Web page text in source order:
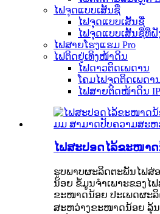
ໄຟຈຸດແບບເສັ້ນຊື່
ໄຟຈຸດແບບເສັ້ນຊື່
ໄຟຈຸດແບບເສັ້ນຊື່ທີ່ຝັ
ໄຟສາຍໂຮງແຮມ Pro
ໄຟຕິດຢູ່ເທິງໜ້າດິນ
ໄຟດາວຕິດເພດານ
ໂຄມໄຟຈຸດຕິດເພດາ
ໄຟສາຍຕິດໜ້າດິນ
ໄຟສະປອດໄລ້ຂະໜາດ
ຮູບພາບຜະລິດຕະພັນໄຟສ່
ນ້ອຍ ຂໍ້ມູນຈຳເພາະຂອງໄ
ຂະໜາດນ້ອຍ ປະເພດຜະລິ
ສະຫວ່າງຂະໜາດນ້ອຍ ລຸ້ນເ